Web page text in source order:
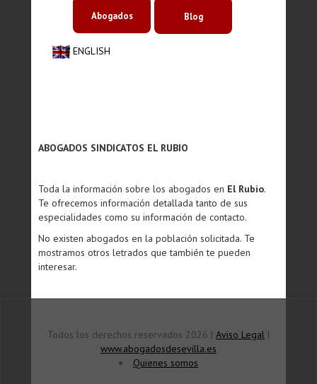
ENGLISH
Abogados Blog
ABOGADOS SINDICATOS EL RUBIO
Toda la información sobre los abogados en El Rubio.
Te ofrecemos información detallada tanto de sus
especialidades como su información de contacto.
No existen abogados en la población solicitada. Te
mostramos otros letrados que también te pueden
interesar.
Todos los derechos reservados 2026 | Aviso Legal |
www.abogadosdesevilla.es
Quienes somos